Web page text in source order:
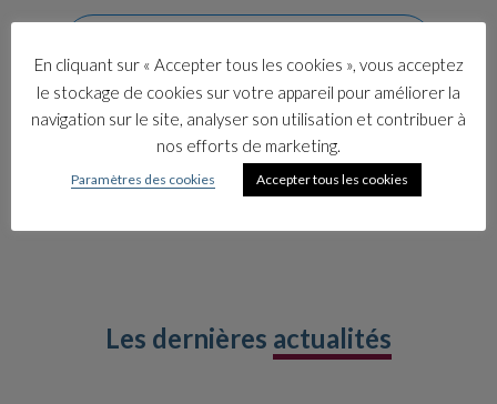
Les dernières actualités
En cliquant sur « Accepter tous les cookies », vous acceptez
le stockage de cookies sur votre appareil pour améliorer la
navigation sur le site, analyser son utilisation et contribuer à
nos efforts de marketing.
Paramètres des cookies Accepter tous les cookies